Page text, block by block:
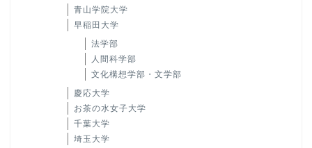
青山学院大学
早稲田大学
法学部
人間科学部
文化構想学部・文学部
慶応大学
お茶の水女子大学
千葉大学
埼玉大学